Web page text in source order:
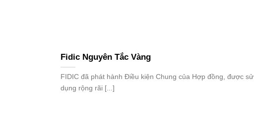
Fidic Nguyên Tắc Vàng
FIDIC đã phát hành Điều kiện Chung của Hợp đồng, được sử
dụng rộng rãi [...]